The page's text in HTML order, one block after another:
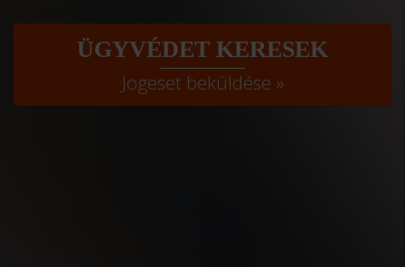
ÜGYVÉDET KERESEK
Jogeset beküldése »